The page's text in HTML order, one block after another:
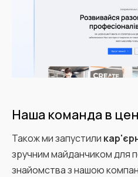
Наша команда в
Також ми запустили
зручним майданчиком для
знайомства з нашою